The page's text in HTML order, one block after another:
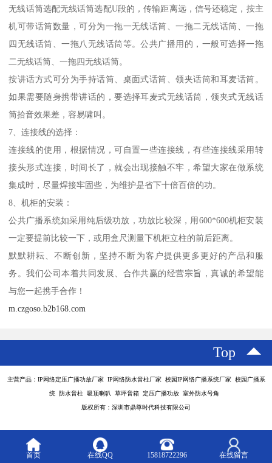
无线话筒选配无线话筒选配U段的，传输距离远，信号还稳定，按主
机可带话筒数量，可分为一拖一无线话筒、一拖二无线话筒、一拖
四无线话筒、一拖八无线话筒等。公共广播用的，一般可选择一拖
二无线话筒、一拖四无线话筒。
按讲话方式可分为手持话筒、桌面式话筒、领夹话筒和耳麦话筒。
如果需要随身携带讲话的，要选择耳麦式无线话筒，领夹式无线话
筒拾音效果差，容易啸叫。
7、连接线的选择：
连接线的使用，根据情况，可自置一些连接线，有些连接线采用转
接头形式连接，时间长了，就会出现接触不牢，希望大家在做系统
集成时，尽量焊接牢固些，为维护是省下十倍百倍的功。
8、机柜的安装：
公共广播系统如采用纯后级功放，功放比较深，用600*600机柜安装
一定要提前比较一下，或用盒尺测量下机柜立柱的前后距离。
默默耕耘、不断创新，坚持不断为客户提供更多更好的产品和服
务。我们公司本着共同发展、合作共赢的经营宗旨，真诚的希望能
与您一起携手合作！
m.czgoso.b2b168.com
Top
主营产品：IP网络定压广播功放厂家 IP网络防水音柱厂家 校园IP网络广播系统厂家 校园广播系
统 防水音柱 吸顶喇叭 草坪音箱 定压广播功放 室外防水号角
版权所有：深圳市鼎尊时代科技有限公司
首页 在线QQ 15818722296 在线留言